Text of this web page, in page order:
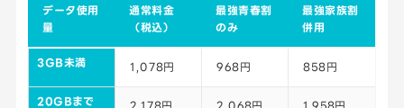
データ使用
量
通常料金
（税込）
最強青春割
のみ
最強家族割
併用
3GB未満 1,078円 968円 858円
20GBまで